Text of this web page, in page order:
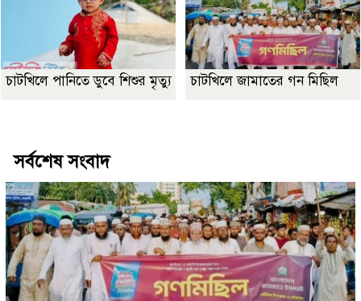
চাটখিলে পানিতে ডুবে শিশুর মৃত্যু চাটখিলে জামাতের গন মিছিল
সর্বশেষ সংবাদ